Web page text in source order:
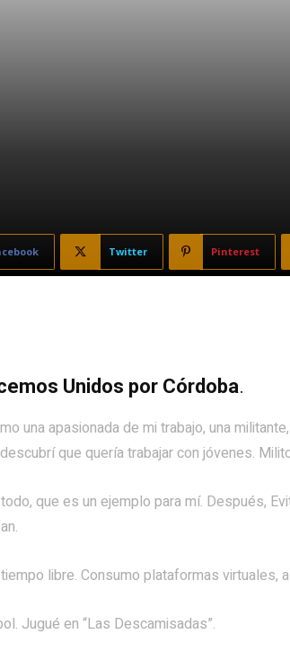
Twitter Pinterest
Unidos por Córdoba.
una apasionada de mi trabajo, una
que quería trabajar con jóvenes.
que es un ejemplo para mí. Después,
libre. Consumo plataformas virtuales,
Jugué en “Las Descamisadas”.